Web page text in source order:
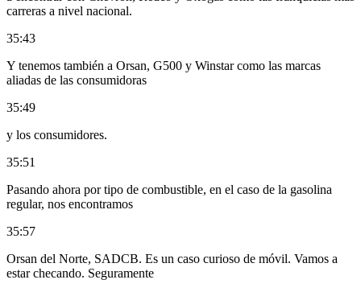
carreras a nivel nacional.
35:43
Y tenemos también a Orsan, G500 y Winstar como las marcas
aliadas de las consumidoras
35:49
y los consumidores.
35:51
Pasando ahora por tipo de combustible, en el caso de la gasolina
regular, nos encontramos
35:57
Orsan del Norte, SADCB. Es un caso curioso de móvil. Vamos a
estar checando. Seguramente